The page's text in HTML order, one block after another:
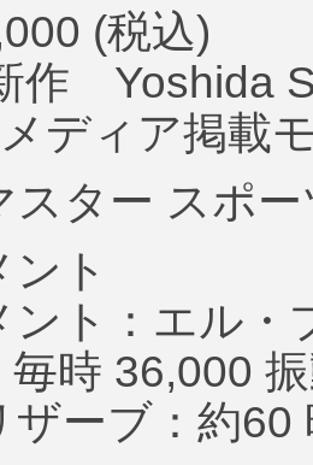
(税込)
作 Yoshida
ディア掲載
スター スポ
ト
ント：エル・
毎時 36,000
ザーブ：約60